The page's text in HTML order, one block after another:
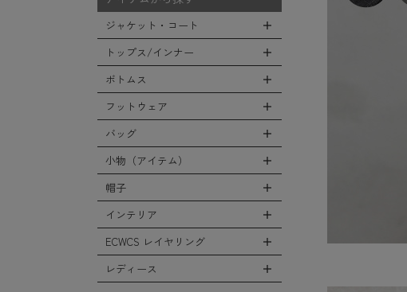
ジャケット・コート
全てのジャケット・コート
LEVEL7
フライトジャケット
M-65ジャケット
タンカースジャケット
コート
フリースジャケット
レザーアウター
ジャケットライナー
トップス/インナー
全てのトップス/インナー
Tシャツ
シャツ
スウェット/パーカー
セーター/カーディガン
ベスト
タンクトップ
ボトムス
全てのボトムス
カーゴパンツ
デニムパンツ
チノ，ワークパンツ
ファティーグパンツ
ナイロンパンツ
スウェットパンツ
ショートパンツ
アンダー（下着）
フットウェア
全てのフットウェア
ブーツ
シューズ・スニーカー
サンダル
レインシューズ・ブーツ
ソックス/靴下
バッグ
全てのバッグ
リュックサック
ショルダーバッグ
ヘルメットバッグ
トートバッグ
小物（アイテム）
全ての小物（アイテム）
グローブ（手袋）
防寒物（ネックウォーマーetc）
傘/ポンチョ
ミリタリーウォッチ
帽子
全ての帽子
キャップ
ハット
ニット帽（ビーニー）
インテリア
全てのインテリア
デスク、椅子、家具
ECWCS レイヤリング
全てのECWCS
レディース